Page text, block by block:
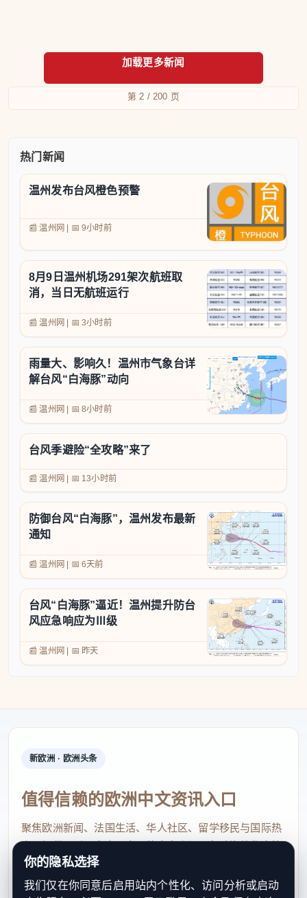
第 2 / 200 页
热门新闻
温州发布台风橙色预警
📰 温州网 📅9小时前
8月9日温州机场291架次航班取
消，当日无航班运行
📰 温州网 | 📅3小时前
雨量大、影响久！温州市气象台详
解台风“白海豚”动向
📰 温州网 | 📅8小时前
台风季避险“全攻略”来了
📰 温州网 📅 13小时前
防御台风“白海豚”，温州发布最新
通知
📰 温州网 | 📅6天前
台风“白海豚”逼近！温州提升防台
风应急响应为Ⅲ级
📰 温州网 | 📅 昨天
新欧洲 · 欧洲头条
值得信赖的欧洲中文资讯入口
聚焦欧洲新闻、法国生活、华人社区、留学移民与国际热
点，提供及时、真实、实用的中文资讯，帮助海外华人快
速了解欧洲动态。
contact@xinouzhou.com
你的隐私选择
我们仅在你同意后启用站内个性化、访问分析或启动